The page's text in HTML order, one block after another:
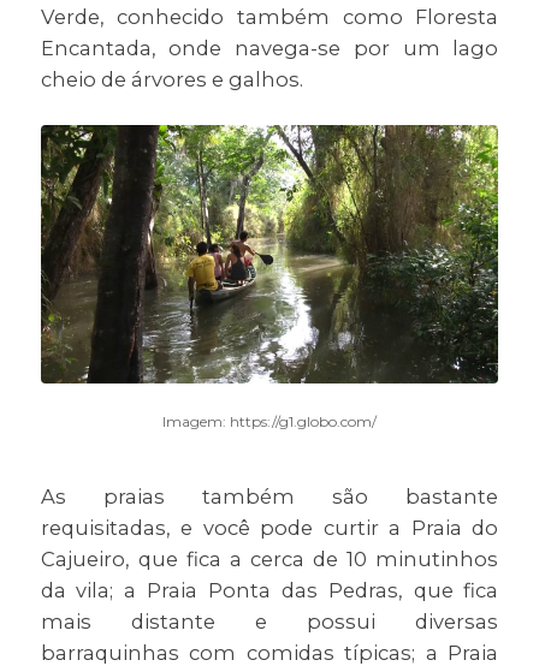
Verde, conhecido também como Floresta
Encantada, onde navega-se por um lago
cheio de árvores e galhos.
Imagem: https://g1.globo.com/
As praias também são bastante
requisitadas, e você pode curtir a Praia do
Cajueiro, que fica a cerca de 10 minutinhos
da vila; a Praia Ponta das Pedras, que fica
mais distante e possui diversas
barraquinhas com comidas típicas; a Praia